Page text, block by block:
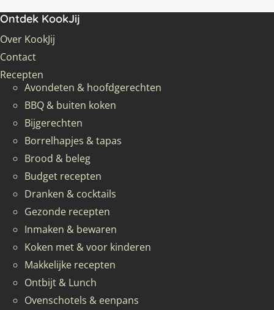
Ontdek KookJij
Over KookJij
Contact
Recepten
Avondeten & hoofdgerechten
BBQ & buiten koken
Bijgerechten
Borrelhapjes & tapas
Brood & beleg
Budget recepten
Dranken & cocktails
Gezonde recepten
Inmaken & bewaren
Koken met & voor kinderen
Makkelijke recepten
Ontbijt & Lunch
Ovenschotels & eenpans